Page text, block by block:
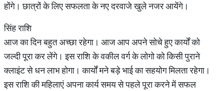
होंगे। छात्रों के लिए सफलता के नए दरवाजे खुले नजर आयेंगे।
सिंह राशि
आज का दिन बहुत अच्छा रहेगा। आज आप अपने सोचे हुए कार्यों को
जल्दी पूरा कर लेंगे। इस राशि के वकील वर्ग के लोगो को किसी पुराने
क्लाइंट से धन लाभ होगा। कार्यों मने बड़े भाई का सहयोग मिलता रहेगा।
इस राशि की महिलाएं अपना कार्य समय से पहले पूरा करने में सफल